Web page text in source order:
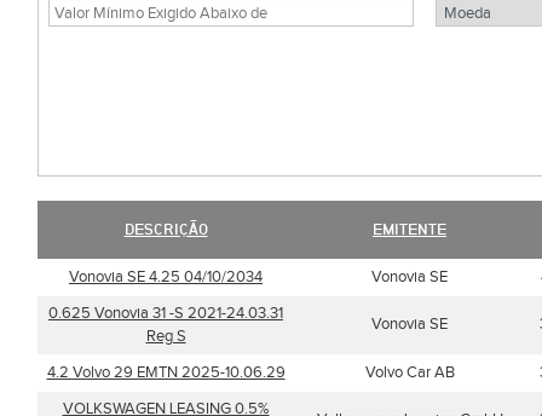
DESCRIÇÃO EMITENTE
Vonovia SE 4.25 04/10/2034 Vonovia SE
0.625 Vonovia 31 -S 2021-24.03.31
Reg S
Vonovia SE
4.2 Volvo 29 EMTN 2025-10.06.29 Volvo Car AB
VOLKSWAGEN LEASING 0.5%